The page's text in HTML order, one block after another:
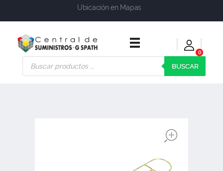
Ubicación en Mapas
Central de Suministros Gspath
Suministros y soluciones integrales para su empresa o negocio
0
BUSCAR